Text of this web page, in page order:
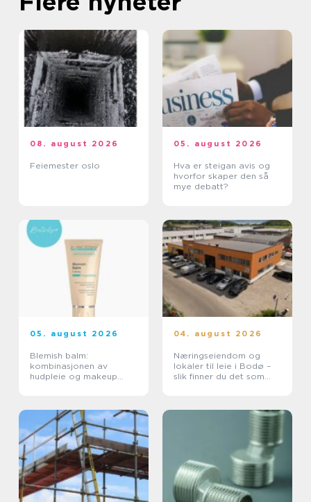
08. august 2026
Feiemester oslo
05. august 2026
Hva er steigan avis og
hvorfor skaper den så
mye debatt?
05. august 2026
Blemish balm:
kombinasjonen av
hudpleie og makeup
04. august 2026
Næringseiendom og
lokaler til leie i Bodø –
slik finner du det som